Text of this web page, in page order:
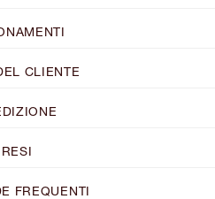
CLIENTE
RESI
FREQUENTI